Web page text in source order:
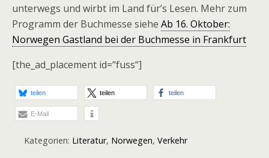
unterwegs und wirbt im Land für’s Lesen. Mehr zum
Programm der Buchmesse siehe Ab 16. Oktober:
Norwegen Gastland bei der Buchmesse in Frankfurt
[the_ad_placement id=“fuss“]
teilen teilen teilen
E-Mail
Kategorien: Literatur, Norwegen, Verkehr